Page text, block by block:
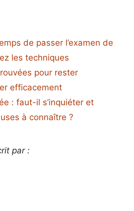
de passer l’examen de
les techniques
pour rester
efficacement
: faut-il s’inquiéter et
à connaître ?
par :